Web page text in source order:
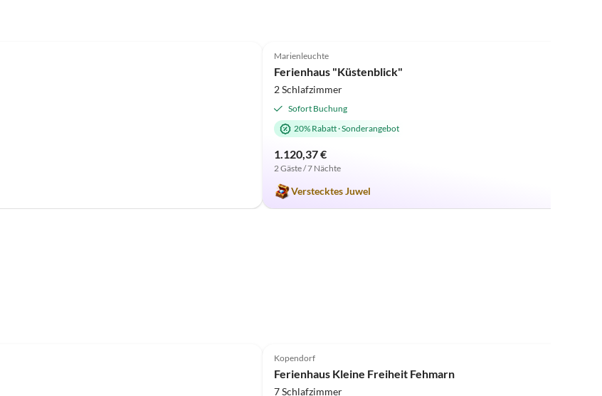
Marienleuchte
Ferienhaus "Küstenblick"
2 Schlafzimmer
Sofort Buchung
20% Rabatt·Sonderangebot
1.120,37 €
2 Gäste / 7 Nächte
Verstecktes Juwel
Kopendorf
Ferienhaus Kleine Freiheit Fehmarn
7 Schlafzimmer